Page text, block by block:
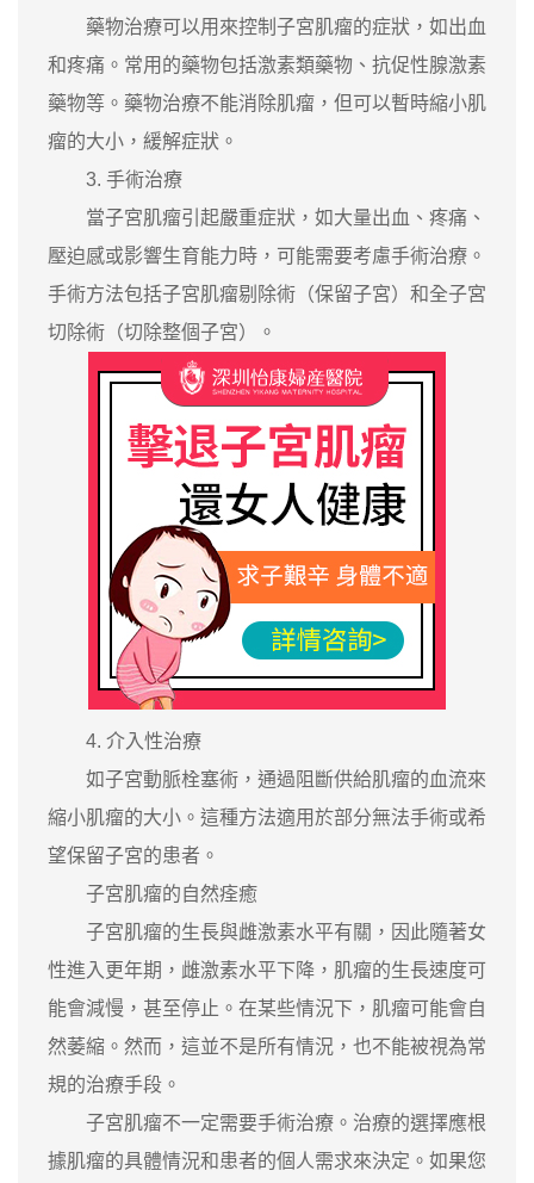
藥物治療可以用來控制子宮肌瘤的症狀，如出血
和疼痛。常用的藥物包括激素類藥物、抗促性腺激素
藥物等。藥物治療不能消除肌瘤，但可以暫時縮小肌
瘤的大小，緩解症狀。
3. 手術治療
當子宮肌瘤引起嚴重症狀，如大量出血、疼痛、
壓迫感或影響生育能力時，可能需要考慮手術治療。
手術方法包括子宮肌瘤剔除術（保留子宮）和全子宮
切除術（切除整個子宮）。
4. 介入性治療
如子宮動脈栓塞術，通過阻斷供給肌瘤的血流來
縮小肌瘤的大小。這種方法適用於部分無法手術或希
望保留子宮的患者。
子宮肌瘤的自然痊癒
子宮肌瘤的生長與雌激素水平有關，因此隨著女
性進入更年期，雌激素水平下降，肌瘤的生長速度可
能會減慢，甚至停止。在某些情況下，肌瘤可能會自
然萎縮。然而，這並不是所有情況，也不能被視為常
規的治療手段。
子宮肌瘤不一定需要手術治療。治療的選擇應根
據肌瘤的具體情況和患者的個人需求來決定。如果您